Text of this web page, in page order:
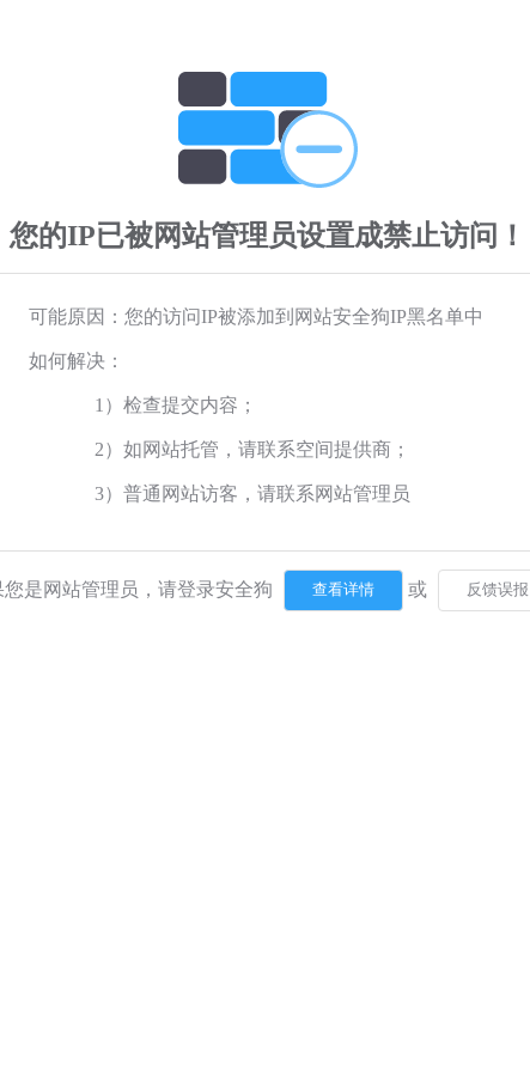
您的IP已被网站管理员设置成禁止访问！
可能原因：您的访问IP被添加到网站安全狗IP黑名单中
如何解决：
1）检查提交内容；
2）如网站托管，请联系空间提供商；
3）普通网站访客，请联系网站管理员
您是网站管理员，请登录安全狗 或